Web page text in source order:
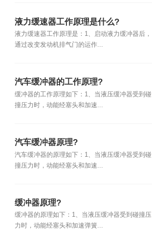
液力缓速器工作原理是什么?
液力缓速器工作原理是：1、启动液力缓冲器后，
通过改变发动机排气门的运作...
汽车缓冲器的工作原理?
缓冲器的工作原理如下：1、当液压缓冲器受到碰
撞压力时，动能经塞头和加速...
汽车缓冲器原理?
汽车缓冲器的原理如下：1、当液压缓冲器受到碰
撞压力时，动能经塞头和加速...
缓冲器原理?
缓冲器的原理如下：1、当液压缓冲器受到碰撞压
力时，动能经塞头和加速弹簧...